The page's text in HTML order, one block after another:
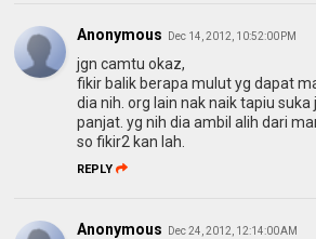
Anonymous Dec 14, 2012, 10:52:00 PM
jgn camtu okaz,
fikir balik berapa mulut yg dapat
dia nih. org lain nak naik tapiu
panjat. yg nih dia ambil alih dari
so fikir2 kan lah.
REPLY
Anonymous Dec 24, 2012, 12:14:00 AM